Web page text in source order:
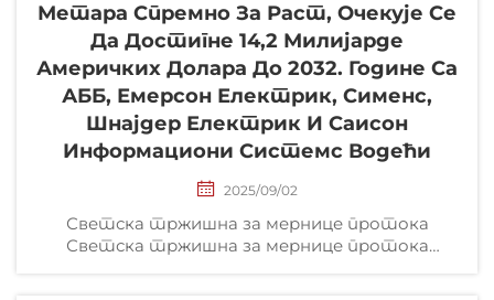
Метара Спремно За Раст, Очекује Се
Да Достигне 14,2 Милијарде
Америчких Долара До 2032. Године Са
АББ, Емерсон Електрик, Сименс,
Шнајдер Електрик И Саисон
Информациони Системс Водећи
2025/09/02
Светска тржишна за мернице протока
Светска тржишна за мернице протока